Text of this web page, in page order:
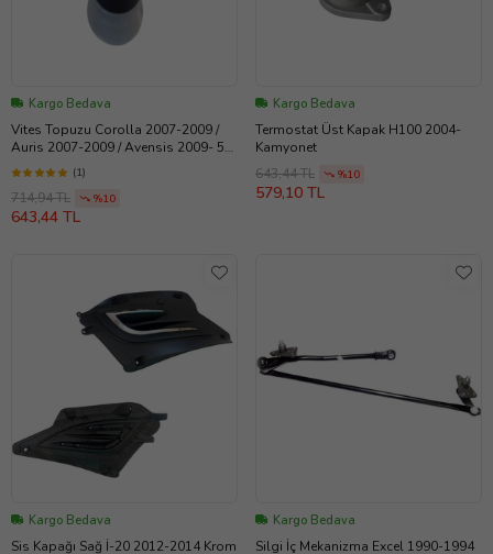
Kargo Bedava
Vites Topuzu Corolla 2007-2009 /
Auris 2007-2009 / Avensis 2009- 5
Vites Gri
(1)
714,94 TL %10
643,44 TL
Kargo Bedava
Termostat Üst Kapak H100 2004-
Kamyonet
643,44 TL
%10
579,10 TL
Kargo Bedava
Sis Kapağı Sağ İ-20 2012-2014 Krom
Kargo Bedava
Silgi İç Mekanizma Excel 1990-1994